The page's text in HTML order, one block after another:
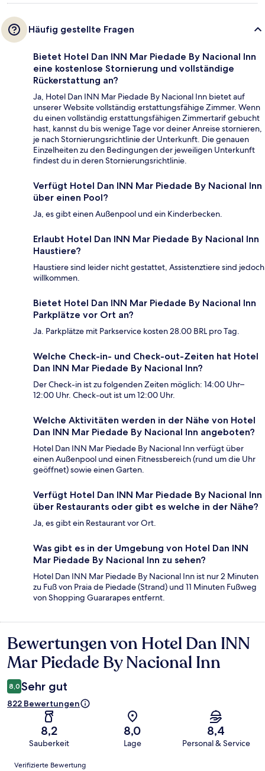
Häufig gestellte Fragen
Bietet Hotel Dan INN Mar Piedade By Nacional Inn
eine kostenlose Stornierung und vollständige
Rückerstattung an?
Ja, Hotel Dan INN Mar Piedade By Nacional Inn bietet auf
unserer Website vollständig erstattungsfähige Zimmer. Wenn
du einen vollständig erstattungsfähigen Zimmertarif gebucht
hast, kannst du bis wenige Tage vor deiner Anreise stornieren,
je nach Stornierungsrichtlinie der Unterkunft. Die genauen
Einzelheiten zu den Bedingungen der jeweiligen Unterkunft
findest du in deren Stornierungsrichtlinie.
Verfügt Hotel Dan INN Mar Piedade By Nacional Inn
über einen Pool?
Ja, es gibt einen Außenpool und ein Kinderbecken.
Erlaubt Hotel Dan INN Mar Piedade By Nacional Inn
Haustiere?
Haustiere sind leider nicht gestattet, Assistenztiere sind jedoch
willkommen.
Bietet Hotel Dan INN Mar Piedade By Nacional Inn
Parkplätze vor Ort an?
Ja. Parkplätze mit Parkservice kosten 28.00 BRL pro Tag.
Welche Check-in- und Check-out-Zeiten hat Hotel
Dan INN Mar Piedade By Nacional Inn?
Der Check-in ist zu folgenden Zeiten möglich: 14:00 Uhr–
12:00 Uhr. Check-out ist um 12:00 Uhr.
Welche Aktivitäten werden in der Nähe von Hotel
Dan INN Mar Piedade By Nacional Inn angeboten?
Hotel Dan INN Mar Piedade By Nacional Inn verfügt über
einen Außenpool und einen Fitnessbereich (rund um die Uhr
geöffnet) sowie einen Garten.
Verfügt Hotel Dan INN Mar Piedade By Nacional Inn
über Restaurants oder gibt es welche in der Nähe?
Ja, es gibt ein Restaurant vor Ort.
Was gibt es in der Umgebung von Hotel Dan INN
Mar Piedade By Nacional Inn zu sehen?
Hotel Dan INN Mar Piedade By Nacional Inn ist nur 2 Minuten
zu Fuß von Praia de Piedade (Strand) und 11 Minuten Fußweg
von Shopping Guararapes entfernt.
Bewertungen
Bewertungen von Hotel Dan INN
Mar Piedade By Nacional Inn
8,0 Sehr gut
822 Bewertungen
8,2
Sauberkeit
8,0
Lage
8,4
Personal & Service
Bewertungen
Verifizierte Bewertung